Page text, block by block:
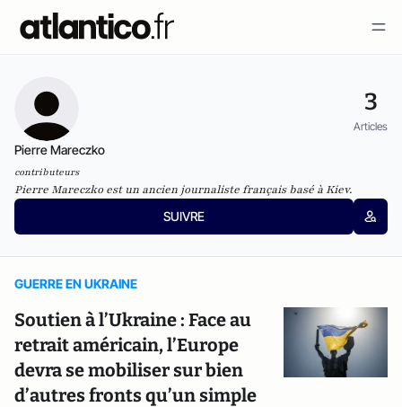
3
Articles
Pierre Mareczko
contributeurs
Pierre Mareczko est un ancien journaliste français basé à Kiev.
SUIVRE
GUERRE EN UKRAINE
Soutien à l’Ukraine : Face au
retrait américain, l’Europe
devra se mobiliser sur bien
d’autres fronts qu’un simple